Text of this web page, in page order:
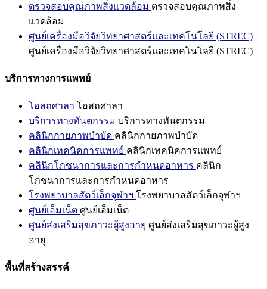
ตรวจสอบคุณภาพสิ่งแวดล้อม ตรวจสอบคุณภาพสิ่ง
แวดล้อม
ศูนย์เครื่องมือวิจัยวิทยาศาสตร์และเทคโนโลยี (STREC)
ศูนย์เครื่องมือวิจัยวิทยาศาสตร์และเทคโนโลยี (STREC)
บริการทางการแพทย์
โอสถศาลา โอสถศาลา
บริการทางทันตกรรม บริการทางทันตกรรม
คลินิกกายภาพบำบัด คลินิกกายภาพบำบัด
คลินิกเทคนิคการแพทย์ คลินิกเทคนิคการแพทย์
คลินิกโภชนาการและการกำหนดอาหาร คลินิก
โภชนาการและการกำหนดอาหาร
โรงพยาบาลสัตว์เล็กจุฬาฯ โรงพยาบาลสัตว์เล็กจุฬาฯ
ศูนย์เอ็มเน็ต ศูนย์เอ็มเน็ต
ศูนย์ส่งเสริมสุขภาวะผู้สูงอายุ ศูนย์ส่งเสริมสุขภาวะผู้สูง
อายุ
พื้นที่สร้างสรรค์